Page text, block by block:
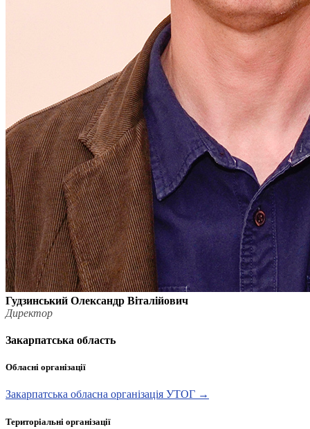
Гудзинський Олександр Віталійович
Директор
Закарпатська область
Обласні організації
Закарпатська обласна організація УТОГ →
Територіальні організації